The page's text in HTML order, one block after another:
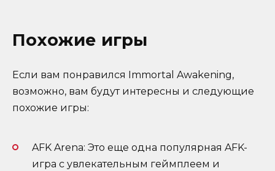
Похожие игры
Если вам понравился Immortal Awakening,
возможно, вам будут интересны и следующие
похожие игры:
AFK Arena: Это еще одна популярная AFK-
игра с увлекательным геймплеем и